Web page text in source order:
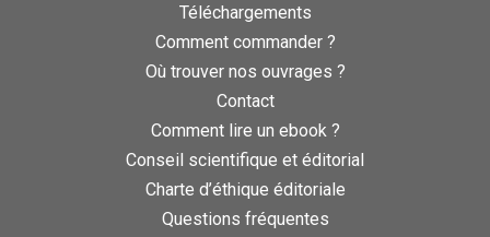
Téléchargements
Comment commander ?
Où trouver nos ouvrages ?
Contact
Comment lire un ebook ?
Conseil scientifique et éditorial
Charte d’éthique éditoriale
Questions fréquentes